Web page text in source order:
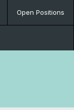
Open Positions